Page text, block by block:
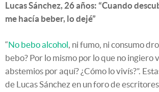
Lucas Sánchez, 26 años: “Cuando
me hacía beber, lo dejé”
“No bebo alcohol, ni fumo, ni consumo
bebo? Por lo mismo por lo que no ingiero
abstemios por aquí? ¿Cómo lo vivís?”.
de Lucas Sánchez en un foro de